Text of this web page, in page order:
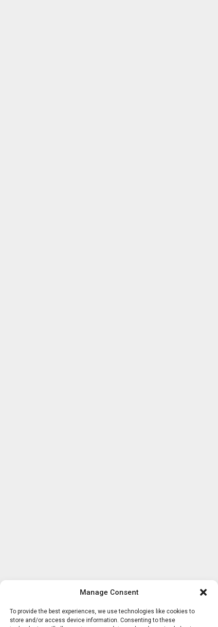
Manage Consent
To provide the best experiences, we use technologies like cookies to
store and/or access device information. Consenting to these